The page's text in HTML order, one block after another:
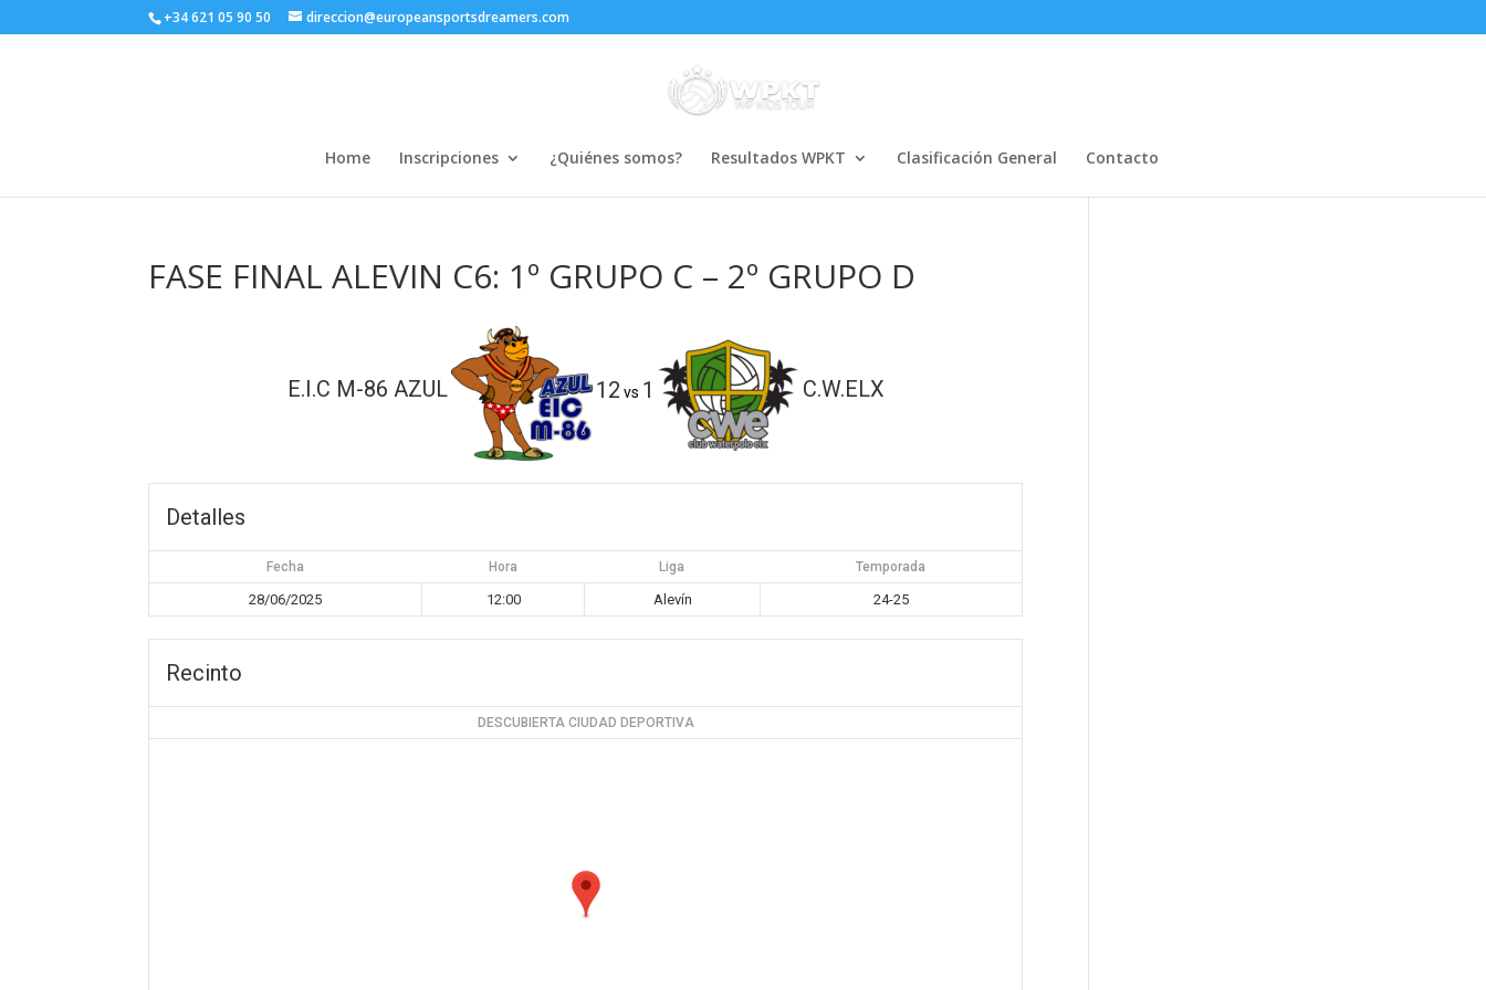
+34 621 05 90 50 direccion@europeansportsdreamers.com
Home Inscripciones ¿Quiénes somos? Resultados WPKT Clasificación General Contacto
FASE FINAL ALEVIN C6: 1º GRUPO C – 2º GRUPO D
E.I.C M-86 AZUL 12 vs 1 C.W.ELX
Detalles
Fecha Hora Liga Temporada
28/06/2025 12:00 Alevín 24-25
Recinto
DESCUBIERTA CIUDAD DEPORTIVA